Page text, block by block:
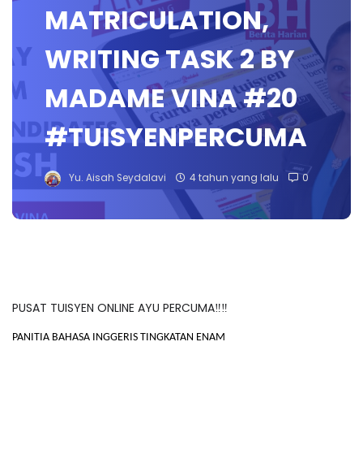
MATRICULATION,
WRITING TASK 2 BY
MADAME VINA #20
#TUISYENPERCUMA
Yu. Aisah Seydalavi 4 tahun yang lalu 0
PUSAT TUISYEN ONLINE AYU PERCUMA‼️‼️
PANITIA BAHASA INGGERIS TINGKATAN ENAM